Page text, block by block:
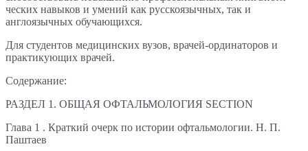
ческих навыков и умений как русскоязычных, так и
англоязычных обучающихся.
Для студентов медицинских вузов, врачей-ординаторов и
практикующих врачей.
Содержание:
РАЗДЕЛ 1. ОБЩАЯ ОФТАЛЬМОЛОГИЯ SECTION
Глава 1 . Краткий очерк по истории офтальмологии. Н. П.
Паштаев